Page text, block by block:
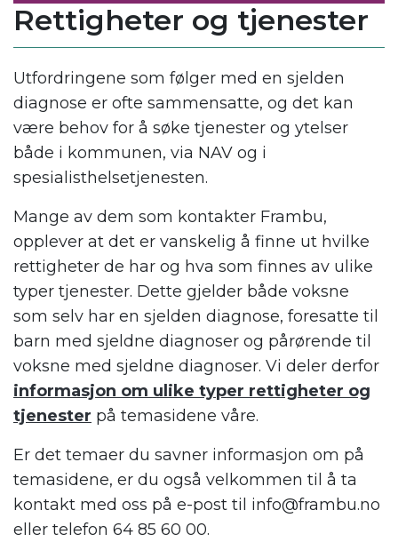
Rettigheter og tjenester
Utfordringene som følger med en sjelden
diagnose er ofte sammensatte, og det kan
være behov for å søke tjenester og ytelser
både i kommunen, via NAV og i
spesialisthelsetjenesten.
Mange av dem som kontakter Frambu,
opplever at det er vanskelig å finne ut hvilke
rettigheter de har og hva som finnes av ulike
typer tjenester. Dette gjelder både voksne
som selv har en sjelden diagnose, foresatte til
barn med sjeldne diagnoser og pårørende til
voksne med sjeldne diagnoser. Vi deler derfor
informasjon om ulike typer rettigheter og
tjenester på temasidene våre.
Er det temaer du savner informasjon om på
temasidene, er du også velkommen til å ta
kontakt med oss på e-post til info@frambu.no
eller telefon 64 85 60 00.